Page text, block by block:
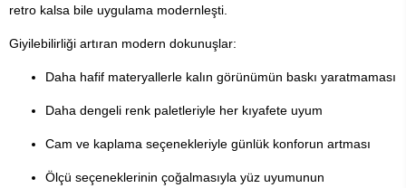
retro kalsa bile uygulama modernleşti.
Giyilebilirliği artıran modern dokunuşlar:
Daha hafif materyallerle kalın görünümün baskı yaratmaması
Daha dengeli renk paletleriyle her kıyafete uyum
Cam ve kaplama seçenekleriyle günlük konforun artması
Ölçü seçeneklerinin çoğalmasıyla yüz uyumunun